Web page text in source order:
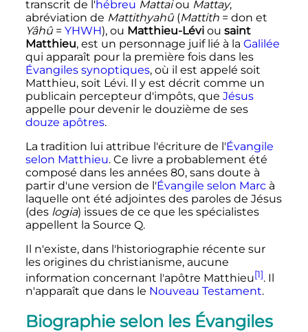
transcrit de l'hébreu Mattaiou Mattay,
abréviation de Mattithyahû(Mattith= don et
Yâhû= YHWH), ou Matthieu-Léviou saint
Matthieu, est un personnage juif lié à la Galilée
qui apparaît pour la première fois dans les
Évangiles synoptiques, où il est appelé soit
Matthieu, soit Lévi. Il y est décrit comme un
publicain percepteur d'impôts, que Jésus
appelle pour devenir le douzième de ses
douze apôtres.
La tradition lui attribue l'écriture de l'Évangile
selon Matthieu. Ce livre a probablement été
composé dans les années 80, sans doute à
partir d'une version de l'Évangile selon Marcà
laquelle ont été adjointes des paroles de Jésus
(des logia) issues de ce que les spécialistes
appellent la Source Q.
Il n'existe, dans l'historiographie récente sur
les origines du christianisme, aucune
information concernant l'apôtre Matthieu[1]. Il
n'apparaît que dans le Nouveau Testament.
Biographie selon les Évangiles